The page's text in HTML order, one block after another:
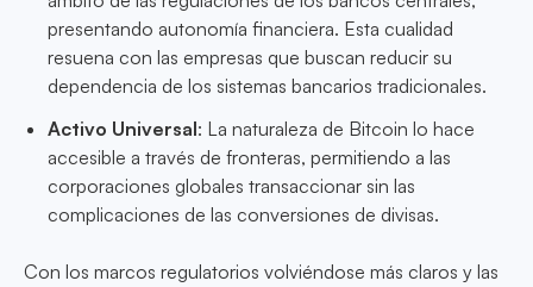
presentando autonomía financiera. Esta cualidad
resuena con las empresas que buscan reducir su
dependencia de los sistemas bancarios tradicionales.
Activo Universal: La naturaleza de Bitcoin lo hace
accesible a través de fronteras, permitiendo a las
corporaciones globales transaccionar sin las
complicaciones de las conversiones de divisas.
Con los marcos regulatorios volviéndose más claros y las